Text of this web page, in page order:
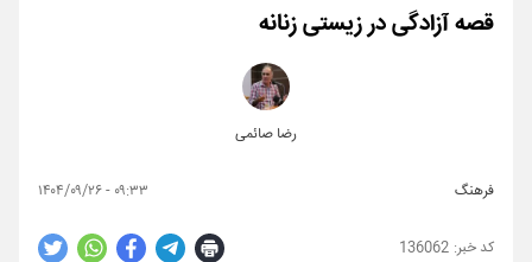
قصه آزادگی در زیستی زنانه
رضا صائمی
فرهنگ ۰۹:۳۳ - ۱۴۰۴/۰۹/۲۶
136062